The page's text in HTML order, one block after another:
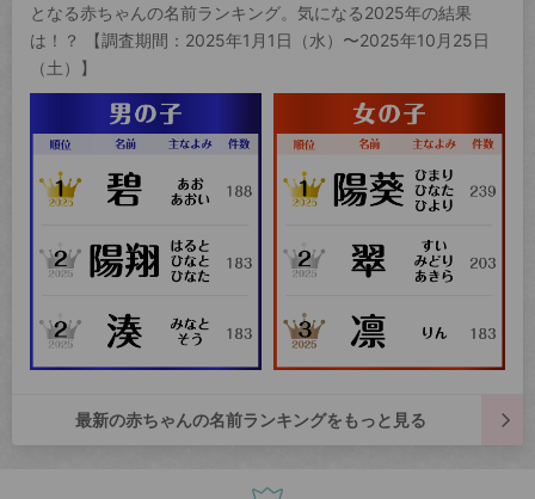
となる赤ちゃんの名前ランキング。気になる2025年の結果
は！？ 【調査期間：2025年1月1日（水）〜2025年10月25日
（土）】
最新の赤ちゃんの名前ランキングをもっと見る